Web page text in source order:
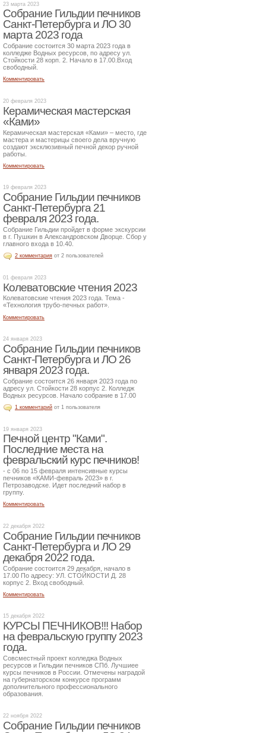
23 марта 2023
Собрание Гильдии печников
Санкт-Петербурга и ЛО 30
марта 2023 года
Собрание состоится 30 марта 2023 года в
колледже Водных ресурсов, по адресу ул.
Стойкости 28 корп. 2. Начало в 17.00.Вход
свободный.
Комментировать
20 февраля 2023
Керамическая мастерская
«Ками»
Керамическая мастерская «Ками» – место, где
мастера и мастерицы своего дела вручную
создают эксклюзивный печной декор ручной
работы.
Комментировать
19 февраля 2023
Собрание Гильдии печников
Санкт-Петербурга 21
февраля 2023 года.
Собрание Гильдии пройдет в форме экскурсии
в г. Пушкин в Александровском Дворце. Сбор у
главного входа в 10.40.
2 комментария от 2 пользователей
01 февраля 2023
Колеватовские чтения 2023
Колеватовские чтения 2023 года. Тема -
«Технология трубо-печных работ».
Комментировать
24 января 2023
Собрание Гильдии печников
Санкт-Петербурга и ЛО 26
января 2023 года.
Собрание состоится 26 января 2023 года по
адресу ул. Стойкости 28 корпус 2. Колледж
Водных ресурсов. Начало собрание в 17.00
1 комментарий от 1 пользователя
19 января 2023
Печной центр "Ками".
Последние места на
февральский курс печников!
- с 06 по 15 февраля интенсивные курсы
печников «КАМИ-февраль 2023» в г.
Петрозаводске. Идет последний набор в
группу.
Комментировать
22 декабря 2022
Собрание Гильдии печников
Санкт-Петербурга и ЛО 29
декабря 2022 года.
Собрание состоится 29 декабря, начало в
17.00 По адресу: УЛ. СТОЙКОСТИ Д. 28
корпус 2. Вход свободный.
Комментировать
15 декабря 2022
КУРСЫ ПЕЧНИКОВ!!! Набор
на февральскую группу 2023
года.
Совсместный проект колледжа Водных
ресурсов и Гильдии печников СПб. Лучшиее
курсы печников в России. Отмечены наградой
на губернаторском конкурсе программ
дополнительного профессионального
образования.
22 ноября 2022
Собрание Гильдии печников